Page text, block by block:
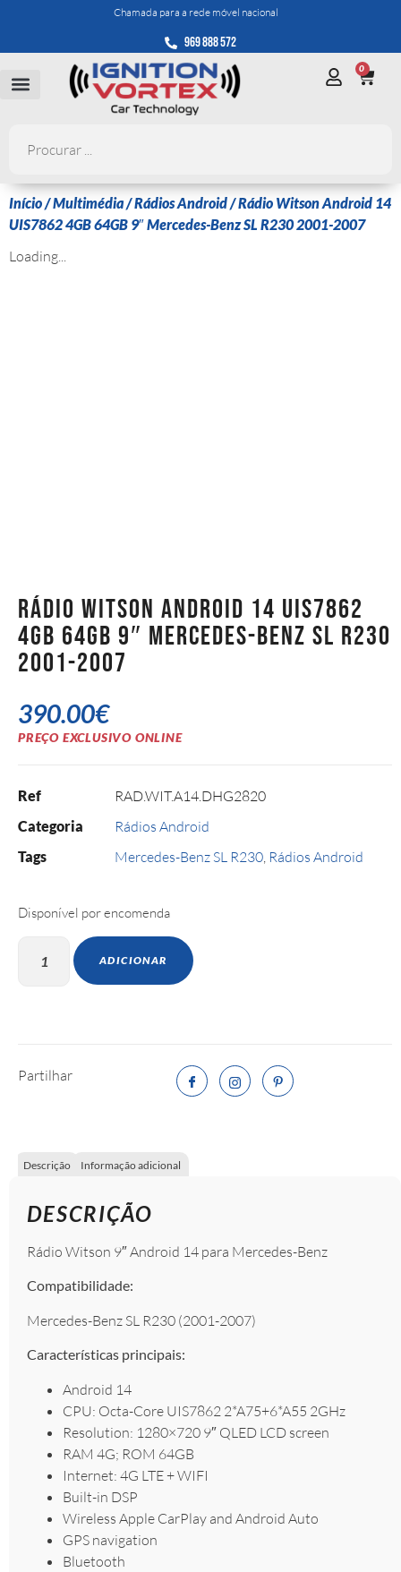
Chamada para a rede móvel nacional
969 888 572
0
Início/Multimédia/Rádios Android/ Rádio Witson Android 14
UIS7862 4GB 64GB 9″ Mercedes-Benz SL R230 2001-2007
Loading...
Rádio Witson Android 14 UIS7862
4GB 64GB 9″ Mercedes-Benz SL R230
2001-2007
390.00€
PREÇO EXCLUSIVO ONLINE
Ref RAD.WIT.A14.DHG2820
Categoria Rádios Android
Tags Mercedes-Benz SL R230, Rádios Android
Disponível por encomenda
ADICIONAR
Partilhar
Descrição Informação adicional
DESCRIÇÃO
Rádio Witson 9″ Android 14 para Mercedes-Benz
Compatibilidade:
Mercedes-Benz SL R230 (2001-2007)
Características principais:
Android 14
CPU: Octa-Core UIS7862 2*A75+6*A55 2GHz
Resolution: 1280×720 9″ QLED LCD screen
RAM 4G; ROM 64GB
Internet: 4G LTE + WIFI
Built-in DSP
Wireless Apple CarPlay and Android Auto
GPS navigation
Bluetooth